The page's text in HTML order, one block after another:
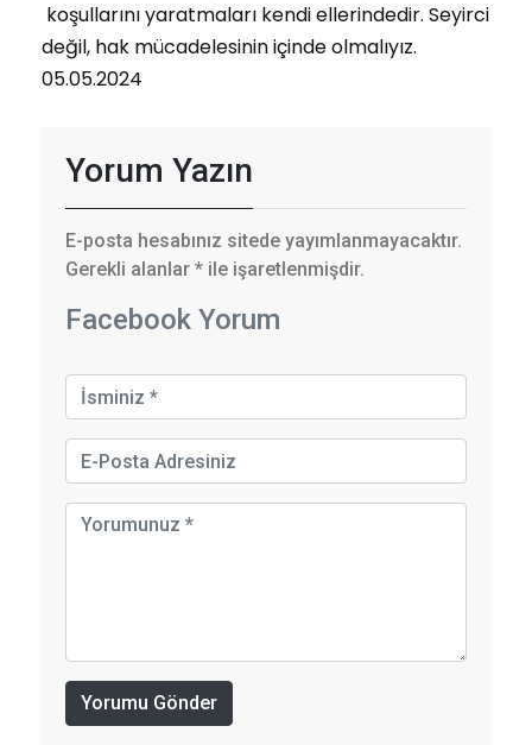
koşullarını yaratmaları kendi ellerindedir. Seyirci
değil, hak mücadelesinin içinde olmalıyız.
05.05.2024
Yorum Yazın
E-posta hesabınız sitede yayımlanmayacaktır.
Gerekli alanlar * ile işaretlenmişdir.
Facebook Yorum
Yorumu Gönder